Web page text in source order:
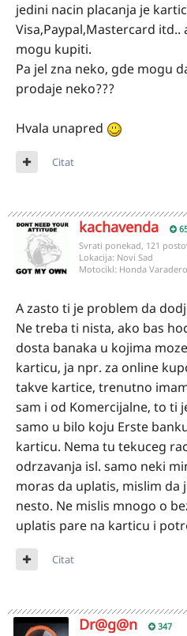
jedini nacin placanja je
Visa,Paypal,Mastercard
mogu kupiti.
Pa jel zna neko, gde mogu
prodaje neko???
Hvala unapred
Citat
kachavenda
Svrati ponekad, 121
Lokacija: Novi Sad
Motocikl: Honda
A zasto ti je problem da
Ne treba ti nista, ako bas
dosta banaka u kojima
karticu, ja npr. za online
takve kartice, trenutno
sam i od Komercijalne, to ti
samo u bilo koju Erste
karticu. Nema tu tekuceg
odrzavanja isl. samo neki
moras da uplatis, mislim da
nesto. Ne mislis mnogo o
uplatis pare na karticu i
Citat
Dr@g@n 347